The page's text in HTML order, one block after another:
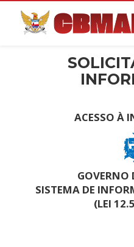
ACESSO À
GOVERNO
SISTEMA DE
(LEI